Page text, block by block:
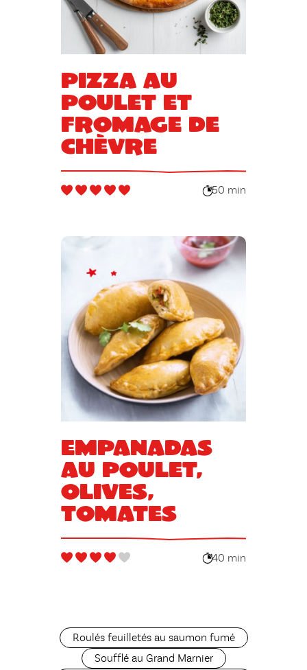
Pizza au
poulet et
fromage de
chèvre
50 min
Empanadas
au poulet,
olives,
tomates
40 min
Roulés feuilletés au saumon fumé
Soufflé au Grand Marnier